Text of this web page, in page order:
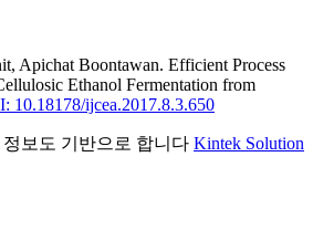
Apichat Boontawan. Efficient Process
Ethanol Fermentation from
10.18178/ijcea.2017.8.3.650
보도 기반으로 합니다 Kintek Solution